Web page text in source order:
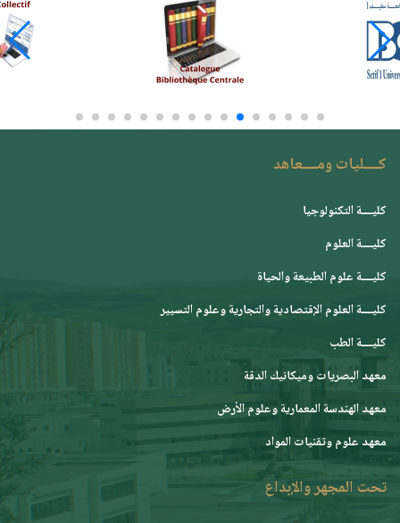
كــــليات ومــــعاهد
كليــــة التكنولوجيا
كليــــة العلوم
كليــــة علوم الطبيعة والحياة
كليــــة العلوم الإقتصادية والتجارية وعلوم التسيير
كليــــة الطب
معهد البصريات وميكانيك الدقة
معهد الهندسة المعمارية وعلوم الأرض
معهد علوم وتقنيات المواد
تحت المجهر والإبداع